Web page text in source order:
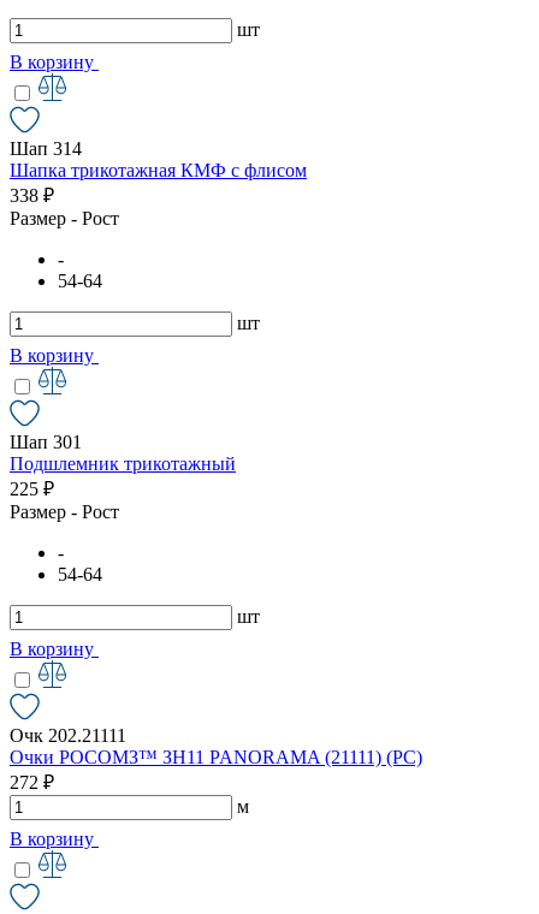
шт
В корзину
Шап 314
Шапка трикотажная КМФ с флисом
338 ₽
Размер - Рост
-
54-64
шт
В корзину
Шап 301
Подшлемник трикотажный
225 ₽
Размер - Рост
-
54-64
шт
В корзину
Очк 202.21111
Очки РОСОМЗ™ ЗН11 PANORAMA (21111) (РС)
272 ₽
м
В корзину